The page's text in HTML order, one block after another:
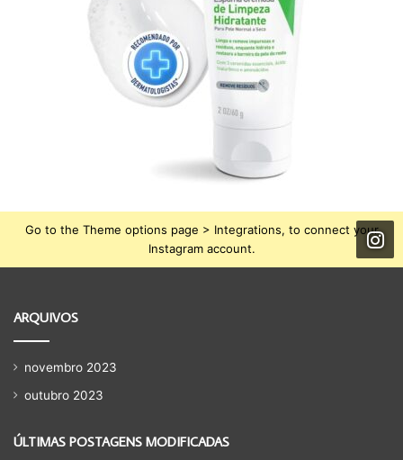
Go to the Theme options page > Integrations, to connect your
Instagram account.
ARQUIVOS
novembro 2023
outubro 2023
ÚLTIMAS POSTAGENS MODIFICADAS